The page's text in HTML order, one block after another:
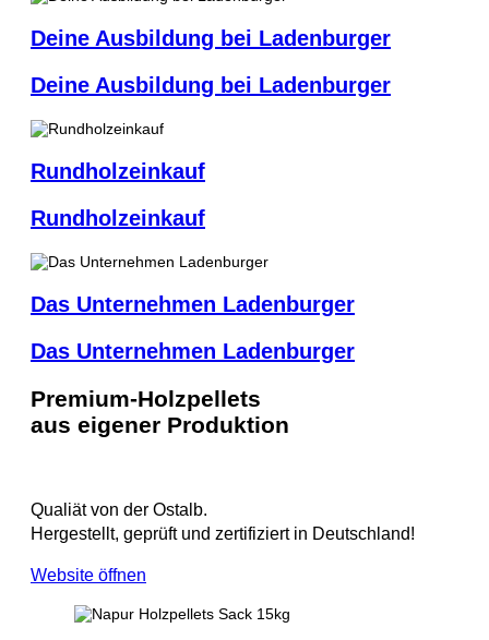
Deine Ausbildung bei Ladenburger
Deine Ausbildung bei Ladenburger
Rundholzeinkauf
Rundholzeinkauf
Das Unternehmen Ladenburger
Das Unternehmen Ladenburger
Premium-Holzpellets
aus eigener Produktion
Qualiät von der Ostalb.
Hergestellt, geprüft und zertifiziert in Deutschland!
Website öffnen